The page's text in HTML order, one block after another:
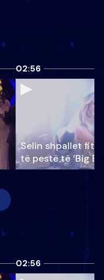
02:56
Selin shpallet
të pestë të ‘Big
02:56